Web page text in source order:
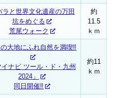
ラと世界文化遺産の万田
坑をめぐる
荒尾ウォーク
約
11.5
ｋｍ
大地にふれ自然を満喫‼
イナビ ツール・ド・九州
2024」
同日開催‼
約11
ｋｍ